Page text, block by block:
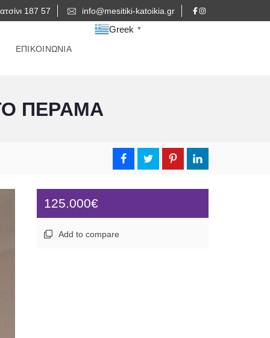
187 57 info@mesitiki-katoikia.gr
ΕΠΙΚΟΙΝΩΝΙΑ
Greek ▼
ΠΕΡΑΜΑ
125.000€
Add to compare